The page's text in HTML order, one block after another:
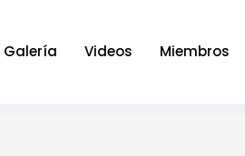
Galería Videos Miembros